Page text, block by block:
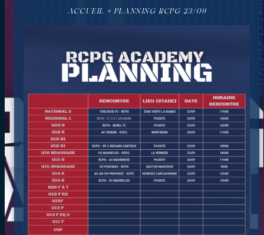
ACCUEIL » PLANNING RCPG 23/09